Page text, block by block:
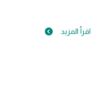
اقرأ المزيد